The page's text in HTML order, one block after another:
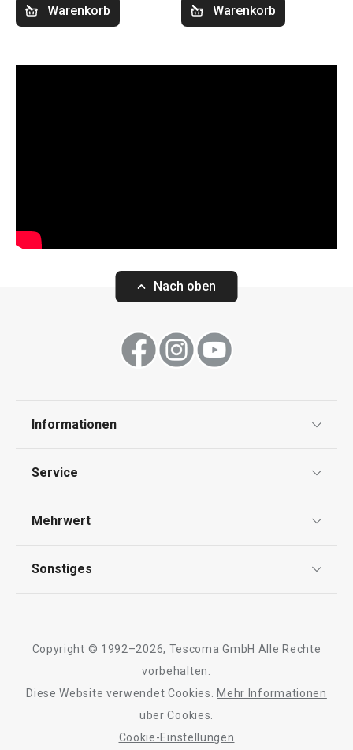
Warenkorb Warenkorb
Nach oben
Informationen
Impressum
Service
Kontaktformular
Mehrwert
Qualität
Sonstiges
Copyright © 1992–2026, Tescoma GmbH Alle Rechte
vorbehalten.
Diese Website verwendet Cookies. Mehr Informationen
über Cookies.
Cookie-Einstellungen